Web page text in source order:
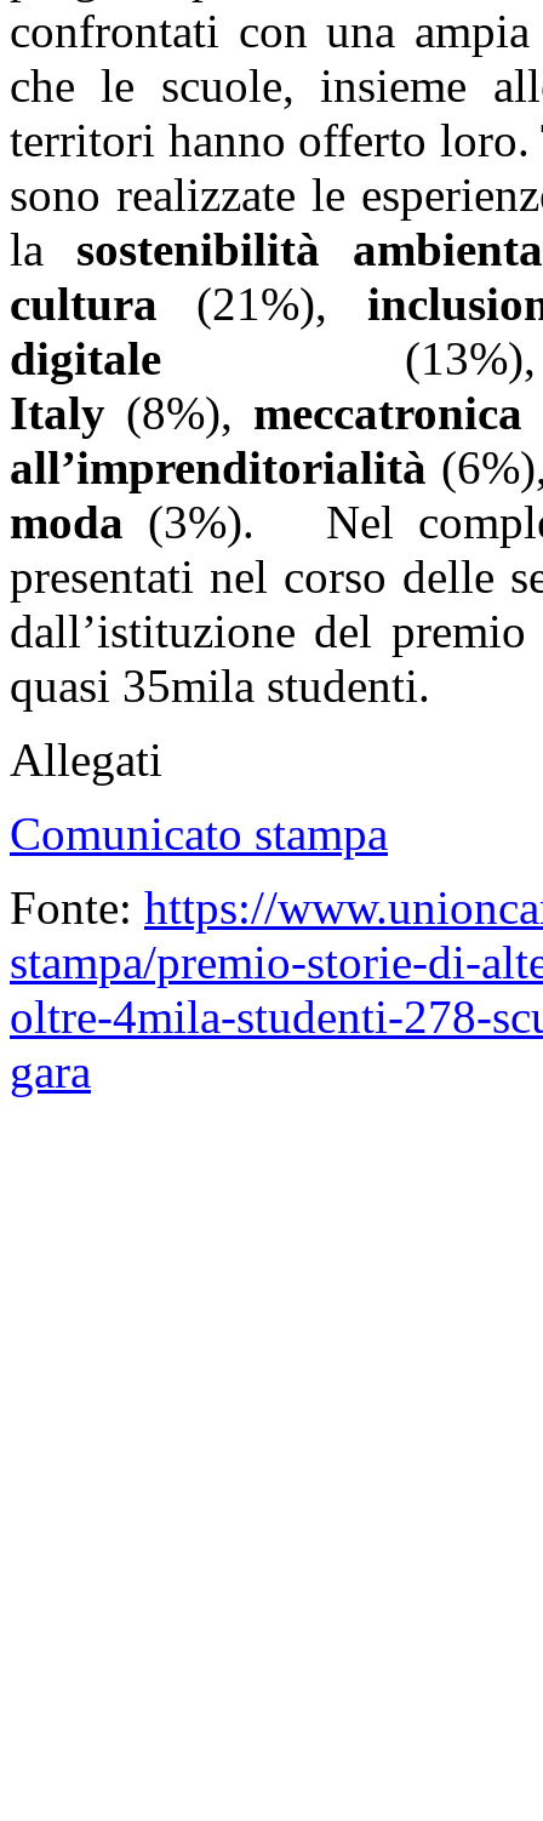
confrontati con una
che le scuole, insieme
territori hanno offerto loro.
sono realizzate le
la sostenibilità
cultura (21%),
digitale
Italy (8%), meccatronica
all’imprenditorialità
moda (3%). Nel
presentati nel corso delle
dall’istituzione del
quasi 35mila studenti.
Allegati
Comunicato stampa
Fonte: https://
stampa/premio-storie-di-
oltre-4mila-studenti-278-
gara